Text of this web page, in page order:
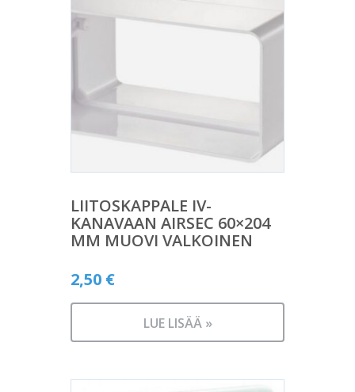
LIITOSKAPPALE IV-
KANAVAAN AIRSEC 60×204
MM MUOVI VALKOINEN
2,50 €
LUE LISÄÄ »